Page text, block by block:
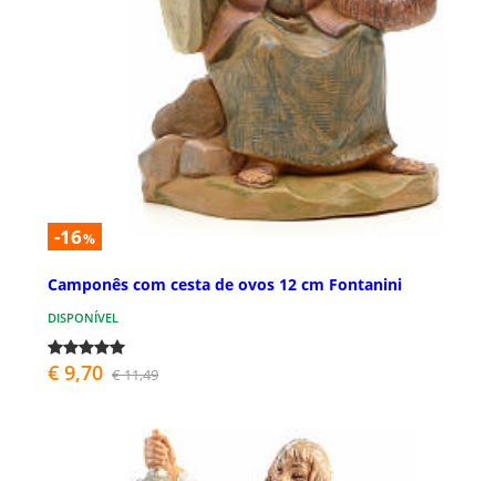
-16%
Camponês com cesta de ovos 12 cm Fontanini
DISPONÍVEL
€ 9,70 € 11,49